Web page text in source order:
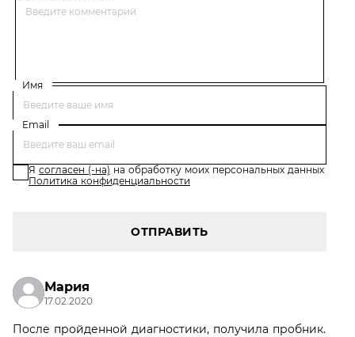
Имя
Email
Я согласен (-на) на обработку моих персональных данных
Политика конфиденциальности
ОТПРАВИТЬ
Мария
17.02.2020
После пройденной диагностики, получила пробник.